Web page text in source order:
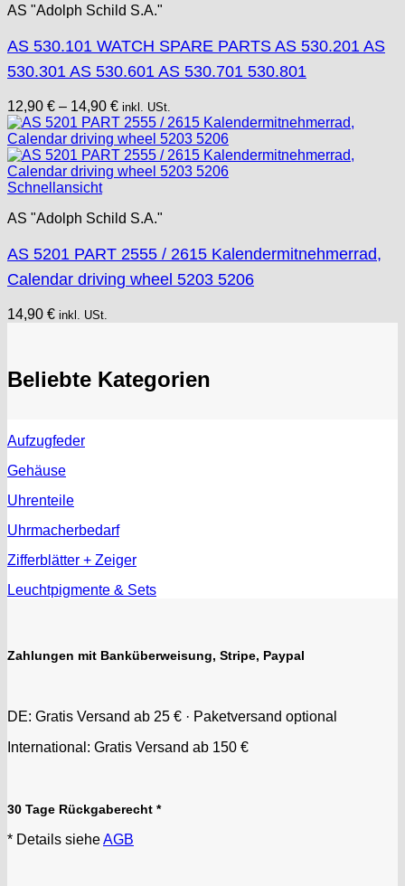
AS "Adolph Schild S.A."
AS 530.101 WATCH SPARE PARTS AS 530.201 AS
530.301 AS 530.601 AS 530.701 530.801
12,90 € – 14,90 € inkl. USt.
Schnellansicht
AS "Adolph Schild S.A."
AS 5201 PART 2555 / 2615 Kalendermitnehmerrad,
Calendar driving wheel 5203 5206
14,90 € inkl. USt.
Beliebte Kategorien
Aufzugfeder
Gehäuse
Uhrenteile
Uhrmacherbedarf
Zifferblätter + Zeiger
Leuchtpigmente & Sets
Zahlungen mit Banküberweisung, Stripe, Paypal
DE: Gratis Versand ab 25 € · Paketversand optional
International: Gratis Versand ab 150 €
30 Tage Rückgaberecht *
* Details sieheAGB